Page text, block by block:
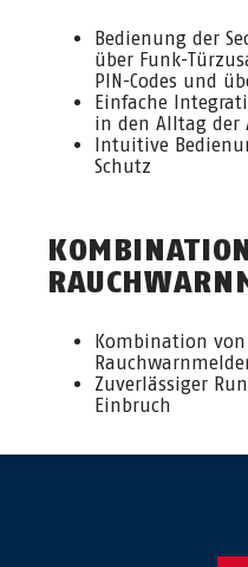
Bedienung der
über Funk-
PIN-Codes und
Einfache
in den Alltag der
Intuitive
Schutz
Kombination
Zuverlässiger
Einbruch